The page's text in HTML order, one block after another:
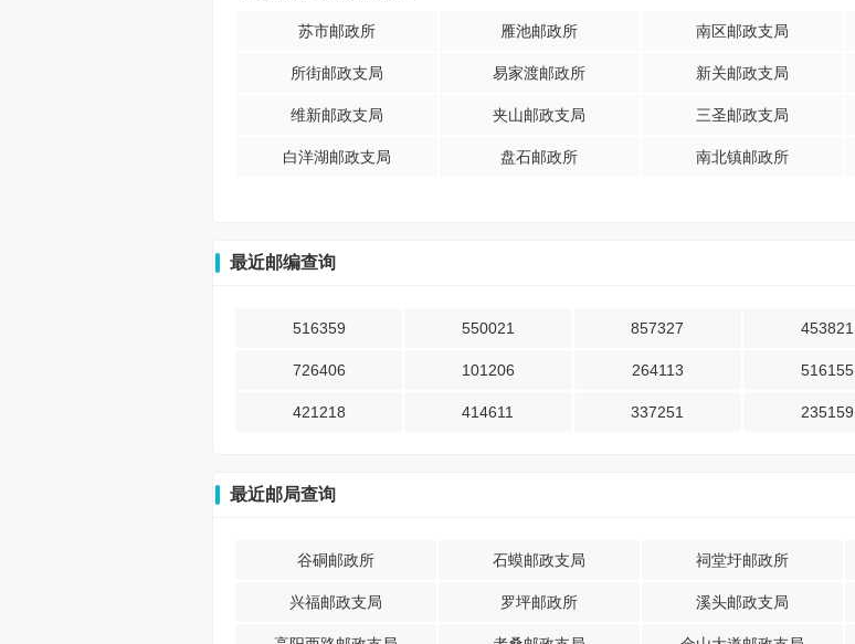
苏市邮政所 雁池邮政所 南区邮政支局
所街邮政支局 易家渡邮政所 新关邮政支局
维新邮政支局 夹山邮政支局 三圣邮政支局
白洋湖邮政支局 盘石邮政所 南北镇邮政所
最近邮编查询
516359 550021 857327 453821
726406 101206 264113 516155
421218 414611 337251 235159
最近邮局查询
谷硐邮政所 石蟆邮政支局 祠堂圩邮政所
兴福邮政支局 罗坪邮政所 溪头邮政支局